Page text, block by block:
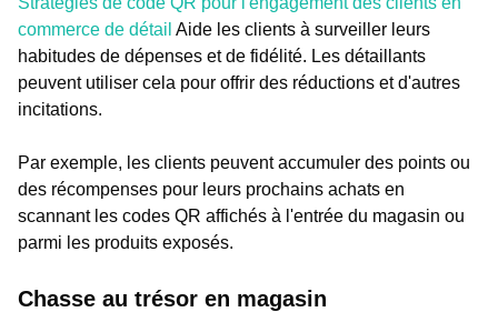
commerce de détail Aide les clients à surveiller leurs
habitudes de dépenses et de fidélité. Les détaillants
peuvent utiliser cela pour offrir des réductions et d'autres
incitations.
Par exemple, les clients peuvent accumuler des points ou
des récompenses pour leurs prochains achats en
scannant les codes QR affichés à l'entrée du magasin ou
parmi les produits exposés.
Chasse au trésor en magasin